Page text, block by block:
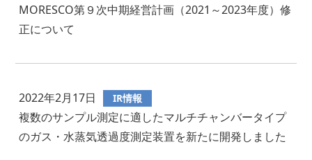
MORESCO第９次中期経営計画（2021～2023年度）修
正について
2022年2月17日 IR情報
複数のサンプル測定に適したマルチチャンバータイプ
のガス・水蒸気透過度測定装置を新たに開発しました